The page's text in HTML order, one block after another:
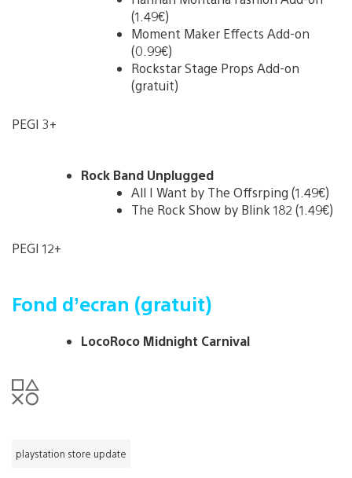
(1.49€)
Moment Maker Effects Add-on
(0.99€)
Rockstar Stage Props Add-on
(gratuit)
PEGI 3+
Rock Band Unplugged
All I Want by The Offsrping (1.49€)
The Rock Show by Blink 182 (1.49€)
PEGI 12+
Fond d’ecran (gratuit)
LocoRoco Midnight Carnival
playstation store update